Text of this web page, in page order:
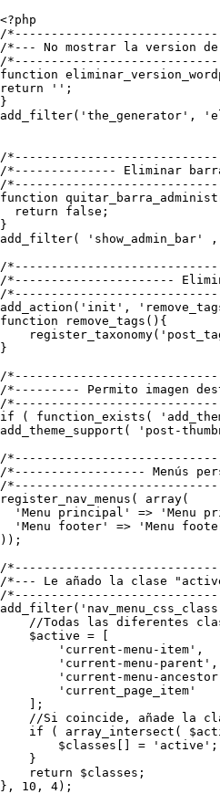
<?php
/
/*--- No mostrar la version de
/
function
return '';
}
add_filter('the_generator',
/
/*-------------- Eliminar
/
function
  return false;
}
add_filter(
/
/*----------------------
/
add_action('init',
function remove_tags(){
}
/
/*--------- Permito imagen
/
if ( function_exists(
add_theme_support( 'post-
/
/*------------------ Menús
/
register_nav_menus( array(
'Menu principal' => 'Menu
'Menu footer' => 'Menu
));
/
/*--- Le añado la clase
/
//Todas las diferentes
    $active = [
        'current-menu-item',
        'current-menu-parent',
'current-menu-
        'current_page_item'
    ];
//Si coincide, añade la
if ( array_intersect(
        $classes[] = 'active';
    }
    return $classes;
}, 10, 4);